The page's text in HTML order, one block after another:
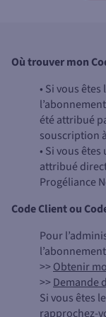
Où trouver mon
• Si vous
été attribué
souscription
• Si vous
attribué
Progéliance
Code Client ou
Pour
>>Obtenir
>>Demande
Si vous êtes
rapprochez-